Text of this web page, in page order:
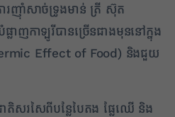
រញ៉ាំសាច់ទ្រូងមាន់ ត្រី ស៊ុត
ាញកាឡូរីបានច្រើនជាងមុននៅក្នុង
Effect of Food) និងជួយ
តិសរសៃពីបន្លែបៃតង ផ្លែឈើ និង